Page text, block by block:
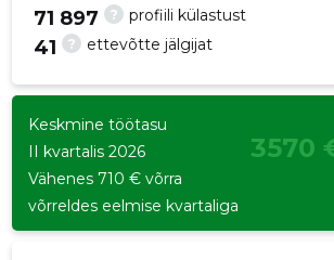
? profiili külastust
71 897
? ettevõtte jälgijat
41
Keskmine töötasu
II kvartalis 2026
3570
Vähenes 710 € võrra
võrreldes eelmise kvartaliga